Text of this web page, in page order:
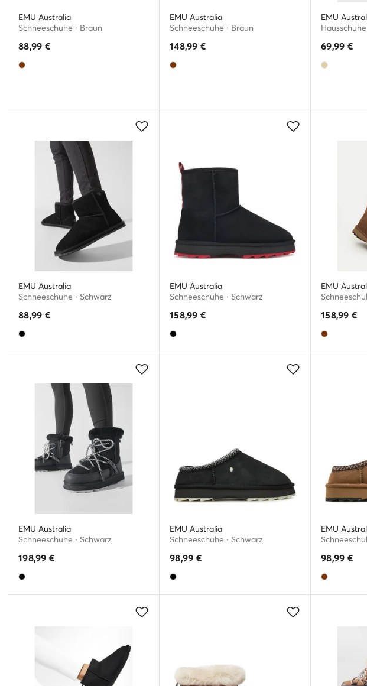
EMU Australia
Schneeschuhe · Braun
88,99 €
EMU Australia
Schneeschuhe · Braun
148,99 €
EMU
69,99 €
EMU Australia
Schneeschuhe · Schwarz
88,99 €
EMU Australia
Schneeschuhe · Schwarz
158,99 €
EMU
158,99 €
EMU Australia
Schneeschuhe · Schwarz
198,99 €
EMU Australia
Schneeschuhe · Schwarz
98,99 €
EMU
98,99 €